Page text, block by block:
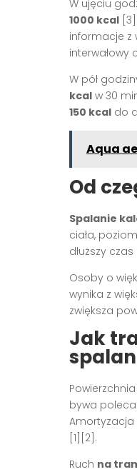
W ujęciu
1000 kcal
informacje z
interwałowy
W pół
kcal w 30
150 kcal do
Aqua
Od
Spalanie
ciała,
dłuższy
Osoby o
wynika z
zwiększa
Jak
bywa
Amortyzacja
[1][2] .
Ruch na